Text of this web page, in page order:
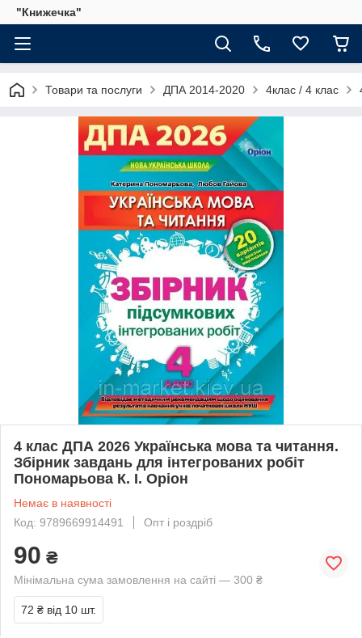
"Книжечка"
Товари та послуги ДПА 2014-2020 4клас / 4 клас
4 клас ДПА 2026 Українська мова та читання.
Збірник завдань для інтегрованих робіт
Пономарьова К. І. Оріон
Немає в наявності
Код: 9789669914491
Опт і роздріб
90 ₴
Мінімальна сума замовлення на сайті — 300 ₴
72 ₴ від 10 шт.